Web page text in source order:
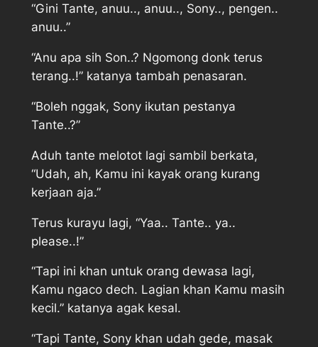
“Gini Tante, anuu.., anuu.., Sony.., pengen..
anuu..”
“Anu apa sih Son..? Ngomong donk terus
terang..!” katanya tambah penasaran.
“Boleh nggak, Sony ikutan pestanya
Tante..?”
Aduh tante melotot lagi sambil berkata,
“Udah, ah, Kamu ini kayak orang kurang
kerjaan aja.”
Terus kurayu lagi, “Yaa.. Tante.. ya..
please..!”
“Tapi ini khan untuk orang dewasa lagi,
Kamu ngaco dech. Lagian khan Kamu masih
kecil.” katanya agak kesal.
“Tapi Tante, Sony khan udah gede, masak